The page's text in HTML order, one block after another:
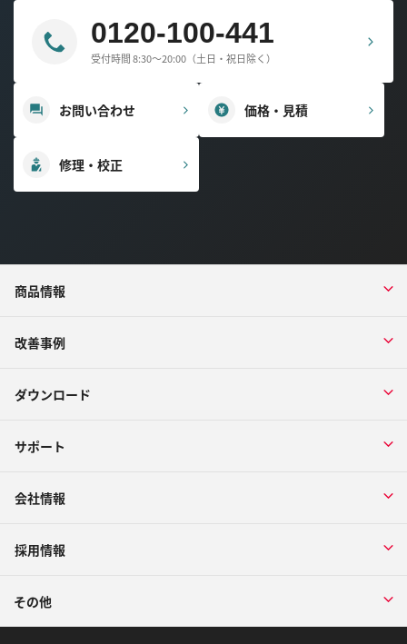
0120-100-441
受付時間 8:30～20:00（土日・祝日除く）
お問い合わせ 価格・見積
修理・校正
商品情報
改善事例
ダウンロード
サポート
会社情報
採用情報
その他